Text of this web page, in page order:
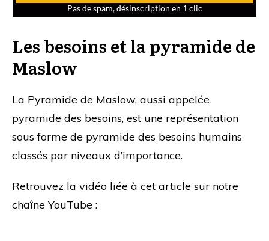
Les besoins et la pyramide de
Maslow
La Pyramide de Maslow, aussi appelée
pyramide des besoins, est une représentation
sous forme de pyramide des besoins humains
classés par niveaux d’importance.
Retrouvez la vidéo liée à cet article sur notre
chaîne YouTube :